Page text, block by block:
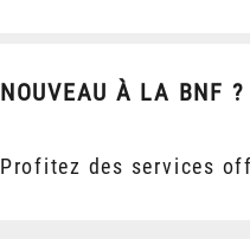
NOUVEAU À LA BNF ?
Profitez des services